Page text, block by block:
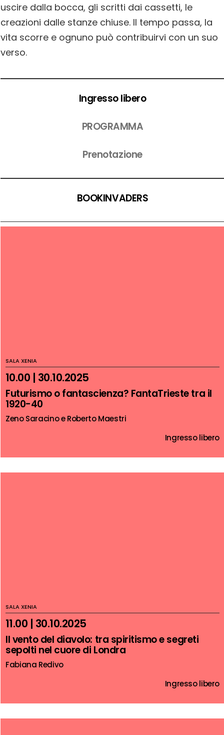
uscire dalla bocca, gli scritti dai cassetti, le
creazioni dalle stanze chiuse. Il tempo passa, la
vita scorre e ognuno può contribuirvi con un suo
verso.
Ingresso libero
PROGRAMMA
Prenotazione
BOOKINVADERS
SALA XENIA
10.00 | 30.10.2025
Futurismo o fantascienza? FantaTrieste tra il
1920-40
Zeno Saracino e Roberto Maestri
Ingresso libero
SALA XENIA
11.00 | 30.10.2025
Il vento del diavolo: tra spiritismo e segreti
sepolti nel cuore di Londra
Fabiana Redivo
Ingresso libero